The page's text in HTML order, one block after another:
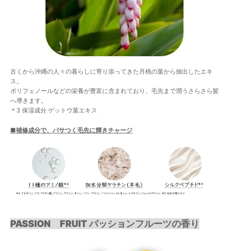
古くから沖縄の人々の暮らしに寄り添ってきた月桃の葉から抽出したエキ
ス。
ポリフェノールなどの栄養が豊富に含まれており、毛先まで潤うさらさら髪
へ導きます。
＊3 保湿成分 ゲットウ葉エキス
■補修成分で、パサつく毛先に輝きチャージ
PASSION FRUIT パッションフルーツの香り